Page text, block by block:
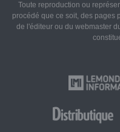
Toute reproduction ou
procédé que ce soit, des pages
de l'éditeur ou du webmaster